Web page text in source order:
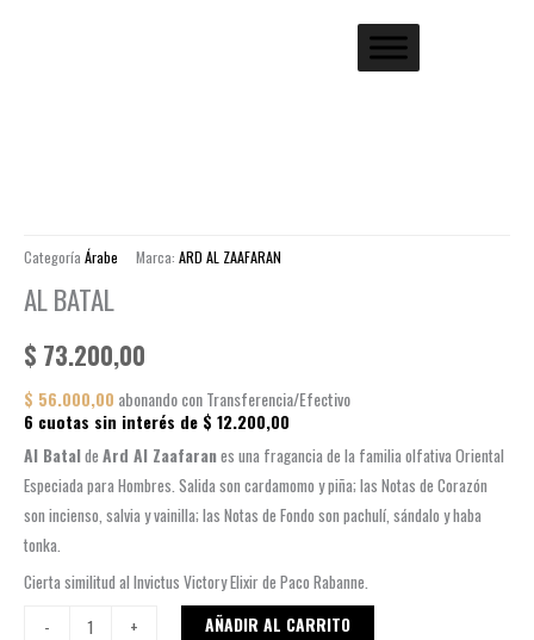
Categoría Árabe Marca: ARD AL ZAAFARAN
AL BATAL
$ 73.200,00
$ 56.000,00 abonando con Transferencia/Efectivo
6 cuotas sin interés de $ 12.200,00
Al Batalde Ard Al Zaafaranes una fragancia de la familia olfativa Oriental
Especiada para Hombres. Salida son cardamomo y piña; las Notas de Corazón
son incienso, salvia y vainilla; las Notas de Fondo son pachulí, sándalo y haba
tonka.
Cierta similitud al Invictus Victory Elixir de Paco Rabanne.
-
+ AÑADIR AL CARRITO